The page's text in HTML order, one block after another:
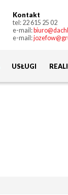
Kontakt
tel: 22 615 25 02
e-mail:
e-mail:
USŁUGI